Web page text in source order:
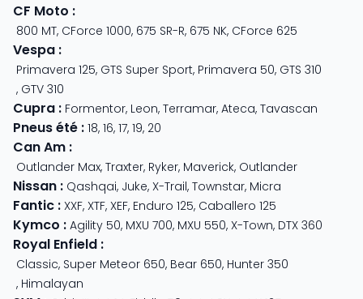
CF Moto :
800 MT, CForce 1000, 675 SR-R, 675 NK, CForce 625
Vespa :
Primavera 125, GTS Super Sport, Primavera 50, GTS 310
, GTV 310
Cupra : Formentor, Leon, Terramar, Ateca, Tavascan
Pneus été : 18, 16, 17, 19, 20
Can Am :
Outlander Max, Traxter, Ryker, Maverick, Outlander
Nissan : Qashqai, Juke, X-Trail, Townstar, Micra
Fantic : XXF, XTF, XEF, Enduro 125, Caballero 125
Kymco : Agility 50, MXU 700, MXU 550, X-Town, DTX 360
Royal Enfield :
Classic, Super Meteor 650, Bear 650, Hunter 350
, Himalayan